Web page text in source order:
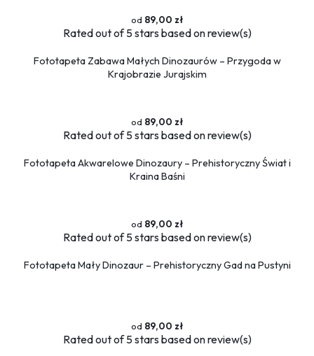
Formuła 1
Kamień
Koty
89,00 zł
Ratedout of 5 stars based onreview(s)
Fototapeta Zabawa Małych Dinozaurów – Przygoda w
Krajobrazie Jurajskim
89,00 zł
Ratedout of 5 stars based onreview(s)
Fototapeta Akwarelowe Dinozaury – Prehistoryczny Świat i
Kraina Baśni
89,00 zł
Ratedout of 5 stars based onreview(s)
Fototapeta Mały Dinozaur – Prehistoryczny Gad na Pustyni
89,00 zł
Ratedout of 5 stars based onreview(s)